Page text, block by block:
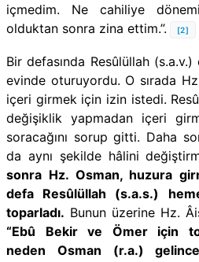
içmedim. Ne cahiliye
olduktan sonra zina ettim.”.
[2]
Bir defasında Resûlüllah
evinde oturuyordu. O sırada
içeri girmek için izin istedi.
değişiklik yapmadan içeri
soracağını sorup gitti. Daha
da aynı şekilde hâlini
sonra Hz. Osman, huzura
defa Resûlüllah (s.a.s.)
toparladı. Bunun üzerine Hz.
“Ebû Bekir ve Ömer için
neden Osman (r.a.)